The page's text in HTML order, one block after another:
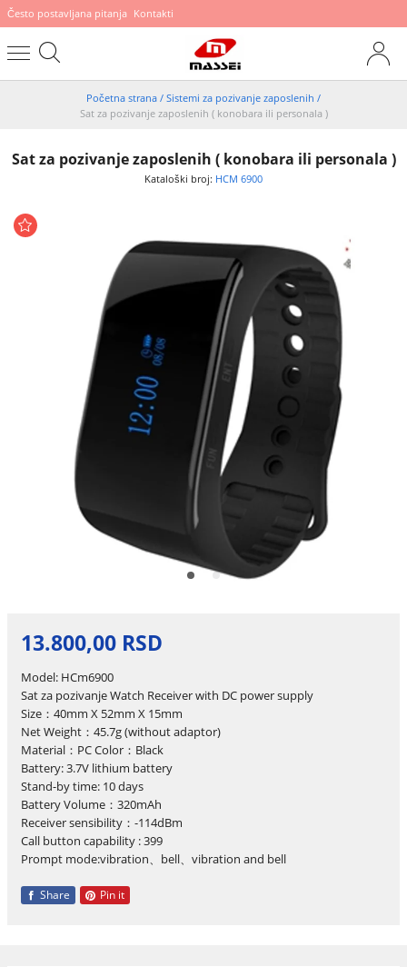
Često postavljana pitanja Kontakti
Početna strana / Sistemi za pozivanje zaposlenih /
Sat za pozivanje zaposlenih ( konobara ili personala )
Sat za pozivanje zaposlenih ( konobara ili personala )
Kataloški broj: HCM 6900
13.800,00 RSD
Model: HCm6900
Sat za pozivanje Watch Receiver with DC power supply
Size：40mm X 52mm X 15mm
Net Weight：45.7g (without adaptor)
Material：PC Color：Black
Battery: 3.7V lithium battery
Stand-by time: 10 days
Battery Volume：320mAh
Receiver sensibility：-114dBm
Call button capability : 399
Prompt mode:vibration、bell、vibration and bell
Share Pin it